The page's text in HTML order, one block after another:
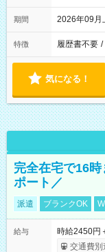
期間 2026年09
特徴 履歴書不要 /
気になる！
完全在宅で16
ポート／
派遣 ブランクOK
給与
時給2450円
交通費別